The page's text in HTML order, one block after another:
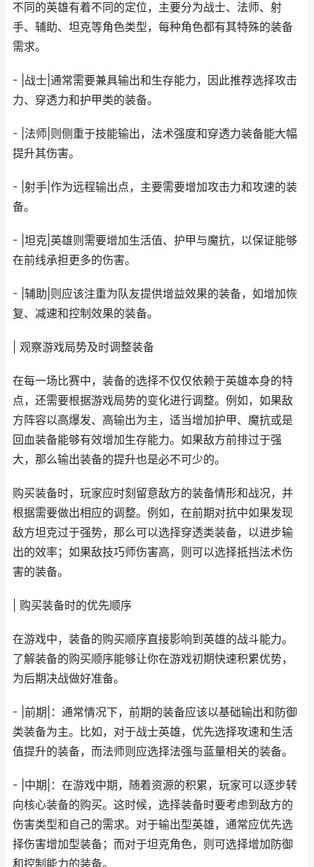
不同的英雄有着不同的定位，主要分为战士、法师、射
手、辅助、坦克等角色类型，每种角色都有其特殊的装备
需求。
- |战士|通常需要兼具输出和生存能力，因此推荐选择攻击
力、穿透力和护甲类的装备。
- |法师|则侧重于技能输出，法术强度和穿透力装备能大幅
提升其伤害。
- |射手|作为远程输出点，主要需要增加攻击力和攻速的装
备。
- |坦克|英雄则需要增加生活值、护甲与魔抗，以保证能够
在前线承担更多的伤害。
- |辅助|则应该注重为队友提供增益效果的装备，如增加恢
复、减速和控制效果的装备。
| 观察游戏局势及时调整装备
在每一场比赛中，装备的选择不仅仅依赖于英雄本身的特
点，还需要根据游戏局势的变化进行调整。例如，如果敌
方阵容以高爆发、高输出为主，适当增加护甲、魔抗或是
回血装备能够有效增加生存能力。如果敌方前排过于强
大，那么输出装备的提升也是必不可少的。
购买装备时，玩家应时刻留意敌方的装备情形和战况，并
根据需要做出相应的调整。例如，在前期对抗中如果发现
敌方坦克过于强势，那么可以选择穿透类装备，以进步输
出的效率；如果敌技巧师伤害高，则可以选择抵挡法术伤
害的装备。
| 购买装备时的优先顺序
在游戏中，装备的购买顺序直接影响到英雄的战斗能力。
了解装备的购买顺序能够让你在游戏初期快速积累优势，
为后期决战做好准备。
- |前期|：通常情况下，前期的装备应该以基础输出和防御
类装备为主。比如，对于战士英雄，优先选择攻速和生活
值提升的装备，而法师则应选择法强与蓝量相关的装备。
- |中期|：在游戏中期，随着资源的积累，玩家可以逐步转
向核心装备的购买。这时候，选择装备时要考虑到敌方的
伤害类型和自己的需求。对于输出型英雄，通常应优先选
择伤害增加型装备；而对于坦克角色，则可选择增加防御
和控制能力的装备。